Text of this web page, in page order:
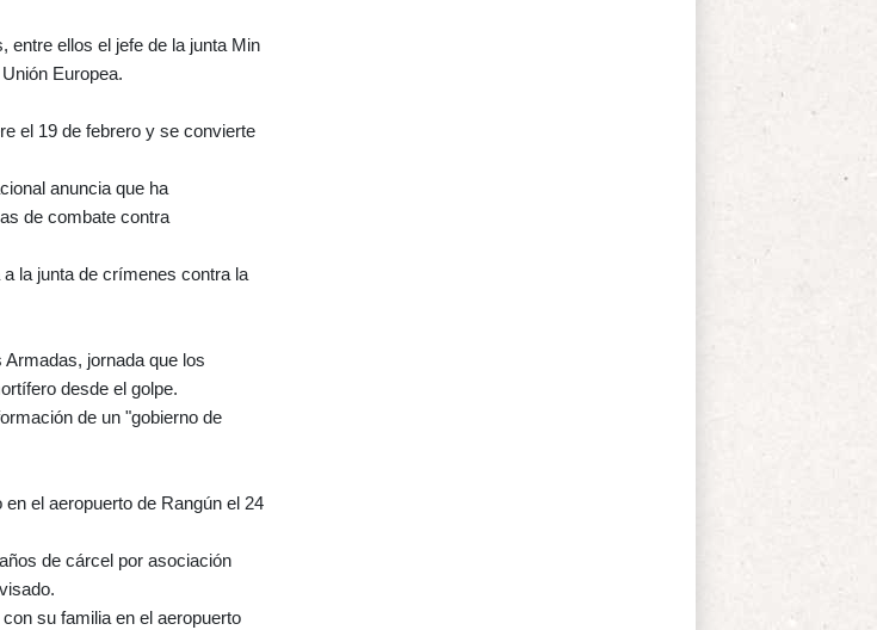
entre ellos el jefe de la junta Min
Europea.
el 19 de febrero y se convierte
anuncia que ha
de combate contra
la junta de crímenes contra la
jornada que los
desde el golpe.
de un "gobierno de
el aeropuerto de Rangún el 24
de cárcel por asociación
su familia en el aeropuerto